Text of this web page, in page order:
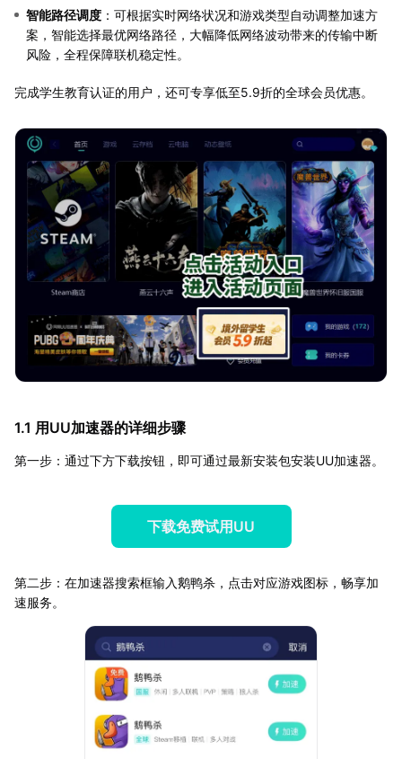
智能路径调度 ：可根据实时网络状况和游戏类型自动调整加速方
案，智能选择最优网络路径，大幅降低网络波动带来的传输中断
风险，全程保障联机稳定性。
完成学生教育认证的用户，还可专享低至5.9折的全球会员优惠。
1.1 用UU加速器的详细步骤
第一步：通过下方下载按钮，即可通过最新安装包安装UU加速器。
下载免费试用UU
第二步：在加速器搜索框输入鹅鸭杀，点击对应游戏图标，畅享加
速服务。